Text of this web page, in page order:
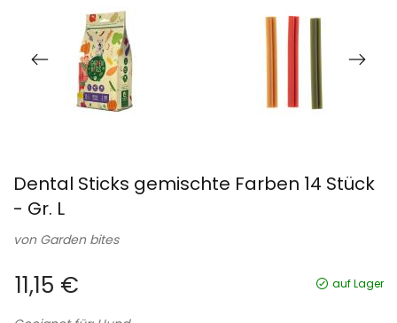
Dental Sticks gemischte Farben 14 Stück
- Gr. L
von Garden bites
11,15 € auf Lager